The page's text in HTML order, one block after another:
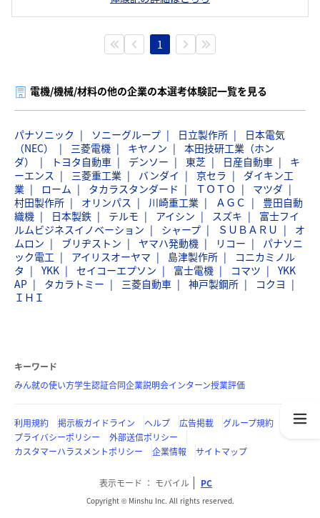
1
電機/機械/材料の他の企業の本選考体験記一覧を見る
パナソニック ソニーグループ 日立製作所
日本電気
（NEC）
三菱電機 キヤノン
本田技研工業（ホン
ダ）
トヨタ自動車 デンソー 東芝 日産自動車
キ
ーエンス
三菱重工業 バンダイ 京セラ
ダイキン工
業
ローム タカラスタンダード ＴＯＴＯ
マツダ
村田製作所
オリンパス 川崎重工業 ＡＧＣ
豊田自動
織機
日本製鉄 テルモ アイシン スズキ
富士フイ
ルムビジネスイノベーション
シャープ ＳＵＢＡＲＵ
オ
ムロン
ブリヂストン ヤマハ発動機 リコー
パナソニ
ック電工
アイリスオーヤマ 島津製作所
コニカミノル
タ
YKK セイコーエプソン 富士電機 コマツ
YKK
AP
タカラトミー 三菱自動車 神戸製鋼所
コクヨ
ＩＨＩ
キーワード
みん就の使い方学生認証合同企業説明会インターン授業評価
利用規約 掲示板ガイドライン ヘルプ 広告掲載
グループ規約
プライバシーポリシー
外部送信ポリシー
カスタマーハラスメントポリシー
企業情報 サイトマップ
表示モード モバイル PC
Copyright © Minshu Inc. All rights reserved.